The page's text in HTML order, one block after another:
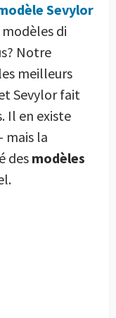
Sevylor
di
Notre
meilleurs
Sevylor fait
Il en existe
mais la
des modèles